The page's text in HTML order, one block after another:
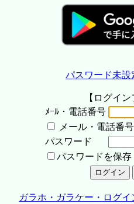
パスワード未
【ログイン
ﾒｰﾙ・電話番号
メール・電話番
パスワード
パスワードを保存
ガラホ・ガラケー・ログ